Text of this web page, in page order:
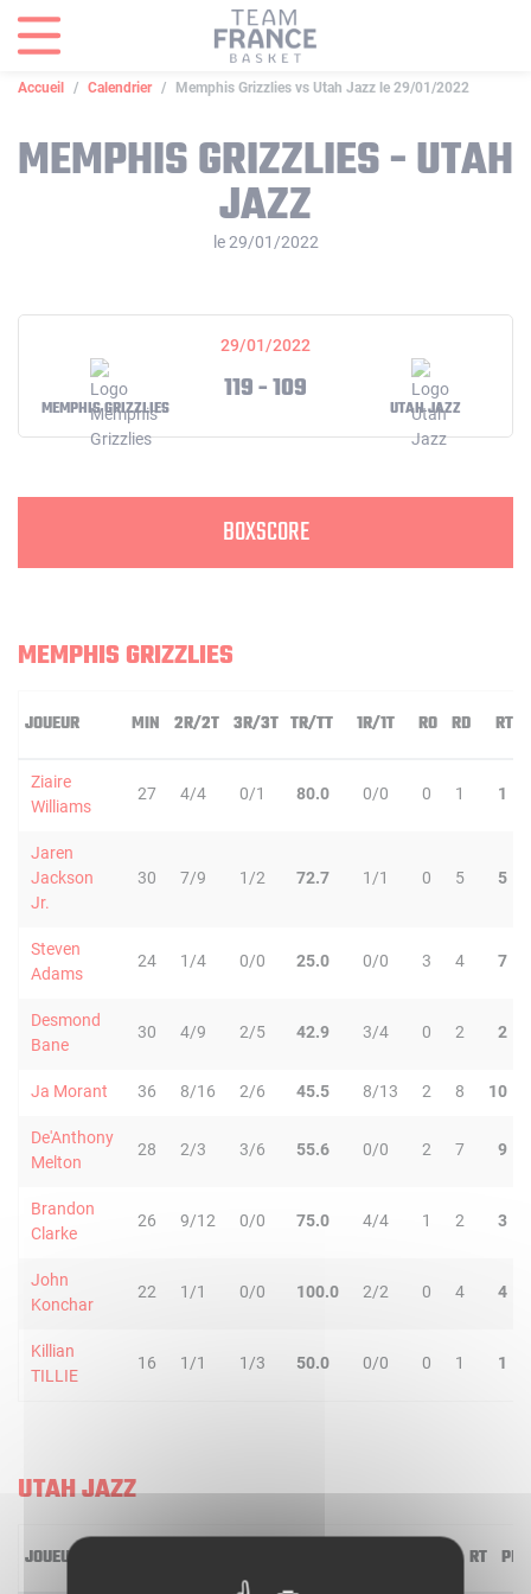
Accueil Calendrier Memphis Grizzlies vs Utah Jazz le 29/01/2022
MEMPHIS GRIZZLIES - UTAH
JAZZ
le 29/01/2022
29/01/2022
MEMPHIS GRIZZLIES
119 - 109
UTAH JAZZ
BOXSCORE
MEMPHIS GRIZZLIES
JOUEUR MIN 2R/2T 3R/3T TR/TT 1R/1T RO RD RT
Ziaire
Williams
27 4/4 0/1 80.0 0/0 0 1 1
Jaren
Jackson
Jr.
30 7/9 1/2 72.7 1/1 0 5 5
Steven
Adams
24 1/4 0/0 25.0 0/0 3 4 7
Desmond
Bane
30 4/9 2/5 42.9 3/4 0 2 2
Ja Morant 36 8/16 2/6 45.5 8/13 2 8 10
De'Anthony
Melton
28 2/3 3/6 55.6 0/0 2 7 9
Brandon
Clarke
26 9/12 0/0 75.0 4/4 1 2 3
John
Konchar
22 1/1 0/0 100.0 2/2 0 4 4
Killian
TILLIE
16 1/1 1/3 50.0 0/0 0 1 1
UTAH JAZZ
JOUEUR RT PD
Panneau de gestion des cookies